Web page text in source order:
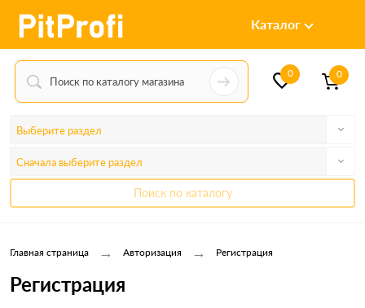
Каталог
0 0
Выберите раздел
Сначала выберите раздел
Поиск по каталогу
Главная страница → Авторизация → Регистрация
Регистрация